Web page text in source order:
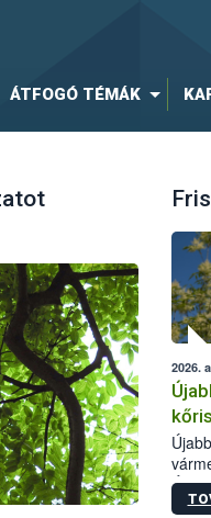
ÁTFOGÓ TÉMÁK
2026.